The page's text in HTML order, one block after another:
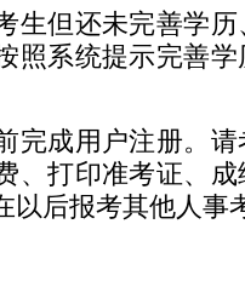
但还未完善学历
照系统提示完善
成用户注册。请
、打印准考证、
以后报考其他人事